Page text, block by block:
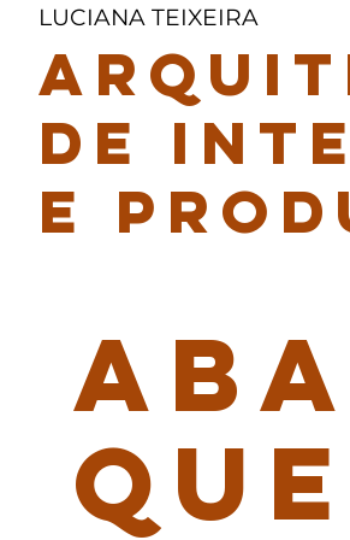
LUCIANA TEIXEIRA
DE
E